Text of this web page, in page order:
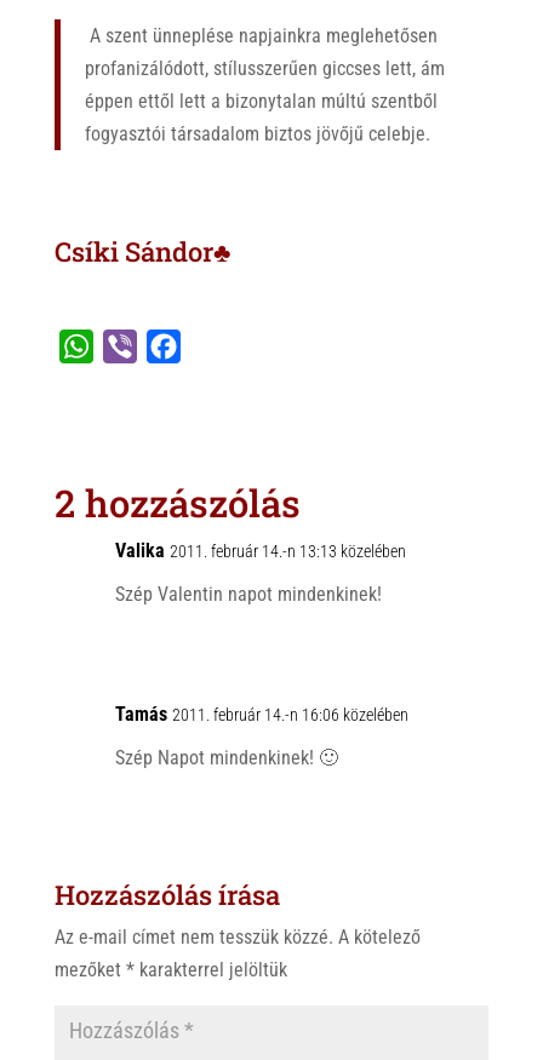
A szent ünneplése napjainkra meglehetősen
profanizálódott, stílusszerűen giccses lett, ám
éppen ettől lett a bizonytalan múltú szentből
fogyasztói társadalom biztos jövőjű celebje.
Csíki Sándor♣
A
o
o
k
2 hozzászólás
Valika 2011. február 14.-n 13:13 közelében
Szép Valentin napot mindenkinek!
Tamás 2011. február 14.-n 16:06 közelében
Szép Napot mindenkinek! 🙂
Hozzászólás írása
Az e-mail címet nem tesszük közzé. A kötelező
mezőket *karakterrel jelöltük